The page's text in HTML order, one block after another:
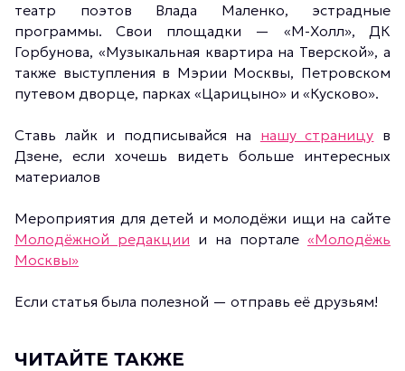
театр поэтов Влада Маленко, эстрадные
программы. Свои площадки — «М-Холл», ДК
Горбунова, «Музыкальная квартира на Тверской», а
также выступления в Мэрии Москвы, Петровском
путевом дворце, парках «Царицыно» и «Кусково».
Ставь лайк и подписывайся на нашу страницу в
Дзене, если хочешь видеть больше интересных
материалов
Мероприятия для детей и молодёжи ищи на сайте
Молодёжной редакции и на портале «Молодёжь
Москвы»
Если статья была полезной — отправь её друзьям!
ЧИТАЙТЕ ТАКЖЕ